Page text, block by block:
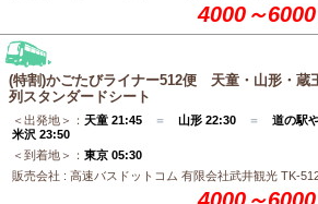
4000～6000
(特割)かごたびライナー512便 天童・山形・
列スタンダードシート
＜出発地＞： 天童 21:45 ＝ 山形 22:30 ＝ 道の駅
米沢 23:50
＜到着地＞： 東京 05:30
販売会社 : 高速バスドットコム 有限会社武井観光 TK-